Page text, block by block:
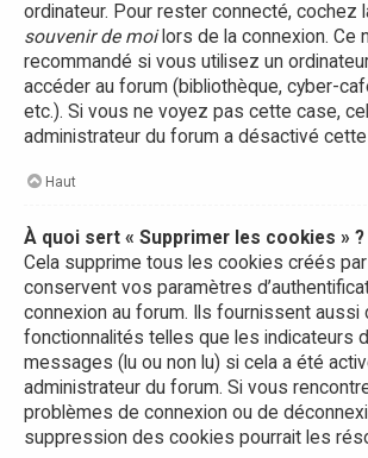
ordinateur. Pour rester connecté, cochez
souvenir de moilors de la connexion. Ce
recommandé si vous utilisez un
accéder au forum (bibliothèque, cyber-
etc.). Si vous ne voyez pas cette case,
administrateur du forum a désactivé
Haut
À quoi sert « Supprimer les cookies » ?
Cela supprime tous les cookies créés
conservent vos paramètres
connexion au forum. Ils fournissent aussi
fonctionnalités telles que les indicateurs
messages (lu ou non lu) si cela a été
administrateur du forum. Si vous
problèmes de connexion ou de
suppression des cookies pourrait les